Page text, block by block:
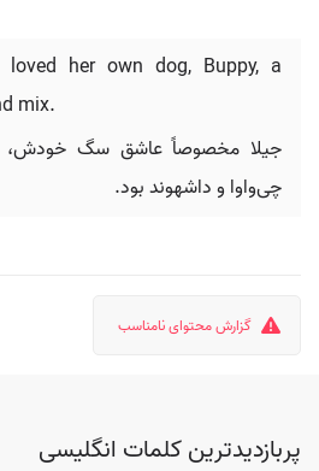
her own dog, Buppy, a
mix.
جیلا مخصوصاً عاشق سگ خودش،
چی‌واوا و داشهوند بود.
گزارش محتوای نامناسب
پربازدیدترین کلمات انگلیسی